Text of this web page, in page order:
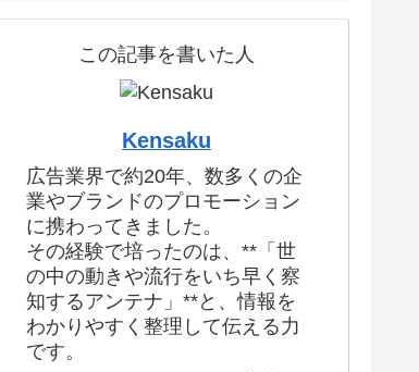
この記事を書いた人
Kensaku
広告業界で約20年、数多くの企
業やブランドのプロモーション
に携わってきました。
その経験で培ったのは、**「世
の中の動きや流行をいち早く察
知するアンテナ」**と、情報を
わかりやすく整理して伝える力
です。